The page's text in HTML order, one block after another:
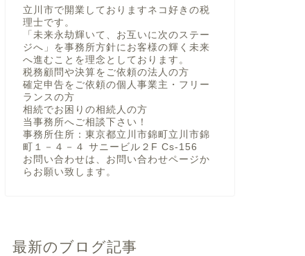
立川市で開業しておりますネコ好きの税
理士です。
「未来永劫輝いて、お互いに次のステー
ジへ」を事務所方針にお客様の輝く未来
へ進むことを理念としております。
税務顧問や決算をご依頼の法人の方
確定申告をご依頼の個人事業主・フリー
ランスの方
相続でお困りの相続人の方
当事務所へご相談下さい！
事務所住所：東京都立川市錦町立川市錦
町１－４－４ サニービル２F Cs-156
お問い合わせは、お問い合わせページか
らお願い致します。
最新のブログ記事